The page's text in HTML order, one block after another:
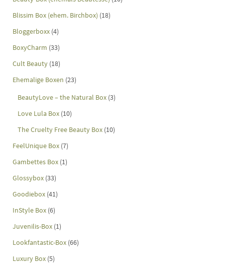
Blissim Box (ehem. Birchbox) (18)
Bloggerboxx (4)
BoxyCharm (33)
Cult Beauty (18)
Ehemalige Boxen (23)
BeautyLove – the Natural Box (3)
Love Lula Box (10)
The Cruelty Free Beauty Box (10)
FeelUnique Box (7)
Gambettes Box (1)
Glossybox (33)
Goodiebox (41)
InStyle Box (6)
Juvenilis-Box (1)
Lookfantastic-Box (66)
Luxury Box (5)